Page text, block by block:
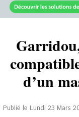
d’un
Publié le Lundi 23 Mars